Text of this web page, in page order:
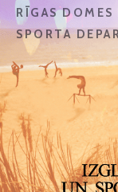
RĪGAS
SPORTA